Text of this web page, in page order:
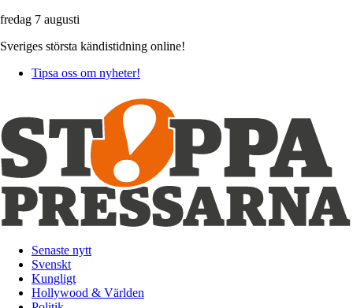
fredag 7 augusti
Sveriges största kändistidning online!
Tipsa oss om nyheter!
Senaste nytt
Svenskt
Kungligt
Hollywood & Världen